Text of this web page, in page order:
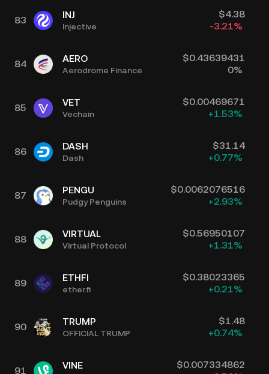
83 INJ
Injective
$4.38
-3.21%
84 AERO
Aerodrome Finance
$0.43639431
0%
85 VET
Vechain
$0.00469671
+1.53%
86 DASH
Dash
$31.14
+0.77%
87 PENGU
Pudgy Penguins
$0.0062076516
+2.93%
88 VIRTUAL
Virtual Protocol
$0.56950107
+1.31%
89 ETHFI
ether.fi
$0.38023365
+0.21%
90 TRUMP
OFFICIAL TRUMP
$1.48
+0.74%
91 VINE $0.007334862